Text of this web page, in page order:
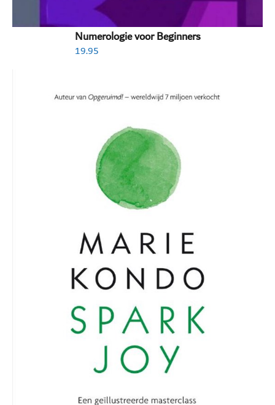
Numerologie voor Beginners
19.95